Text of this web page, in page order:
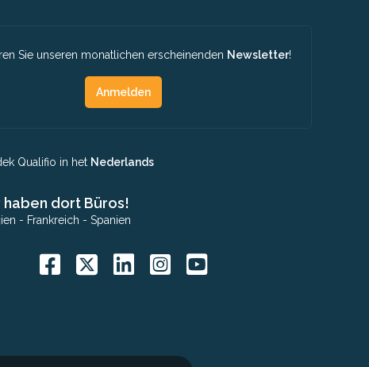
Sie unseren monatlichen erscheinenden Newsletter!
Anmelden
Qualifio in het Nederlands
haben dort Büros!
- Frankreich - Spanien